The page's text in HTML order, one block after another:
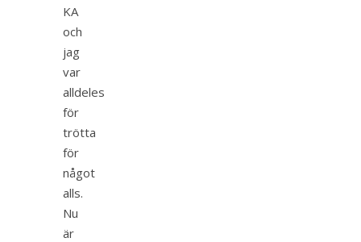
KA
och
jag
var
alldeles
för
trötta
för
något
alls.
Nu
är